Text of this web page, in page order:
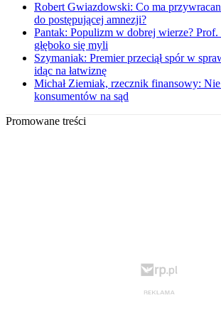
Robert Gwiazdowski: Co ma
do postępującej amnezji?
Pantak: Populizm w dobrej wierze?
głęboko się myli
Szymaniak: Premier przeciął spór w
idąc na łatwiznę
Michał Ziemiak, rzecznik finansowy:
konsumentów na sąd
Promowane treści